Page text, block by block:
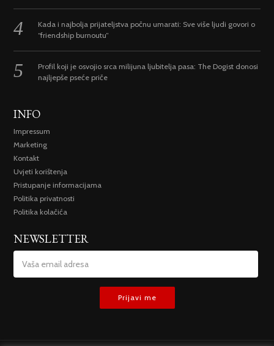
Kada i najbolja prijateljstva počnu umarati: Sve više ljudi govori o
“friendship burnoutu”
Profil koji je osvojio srca milijuna ljubitelja pasa: The Dogist donosi
najljepše pseće priče
INFO
Impressum
Marketing
Kontakt
Uvjeti korištenja
Pristupanje informacijama
Politika privatnosti
Politika kolačića
NEWSLETTER